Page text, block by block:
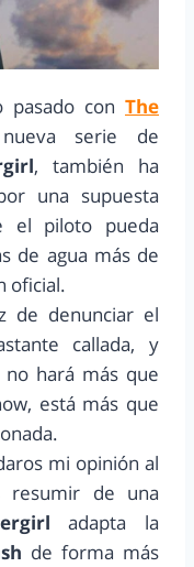
con The
serie de
, también ha
una supuesta
el piloto pueda
de agua más de
oficial.
de denunciar el
callada, y
hará más que
está más que
mi opinión al
resumir de una
adapta la
de forma más